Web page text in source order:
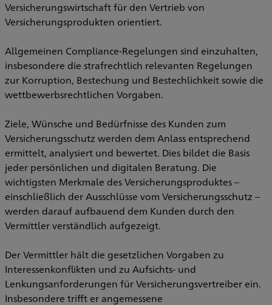
Versicherungswirtschaft für den Vertrieb von
Versicherungsprodukten orientiert.
Allgemeinen Compliance-Regelungen sind einzuhalten,
insbesondere die strafrechtlich relevanten Regelungen
zur Korruption, Bestechung und Bestechlichkeit sowie die
wettbewerbsrechtlichen Vorgaben.
Ziele, Wünsche und Bedürfnisse des Kunden zum
Versicherungsschutz werden dem Anlass entsprechend
ermittelt, analysiert und bewertet. Dies bildet die Basis
jeder persönlichen und digitalen Beratung. Die
wichtigsten Merkmale des Versicherungsproduktes –
einschließlich der Ausschlüsse vom Versicherungsschutz –
werden darauf aufbauend dem Kunden durch den
Vermittler verständlich aufgezeigt.
Der Vermittler hält die gesetzlichen Vorgaben zu
Interessenkonflikten und zu Aufsichts- und
Lenkungsanforderungen für Versicherungsvertreiber ein.
Insbesondere trifft er angemessene